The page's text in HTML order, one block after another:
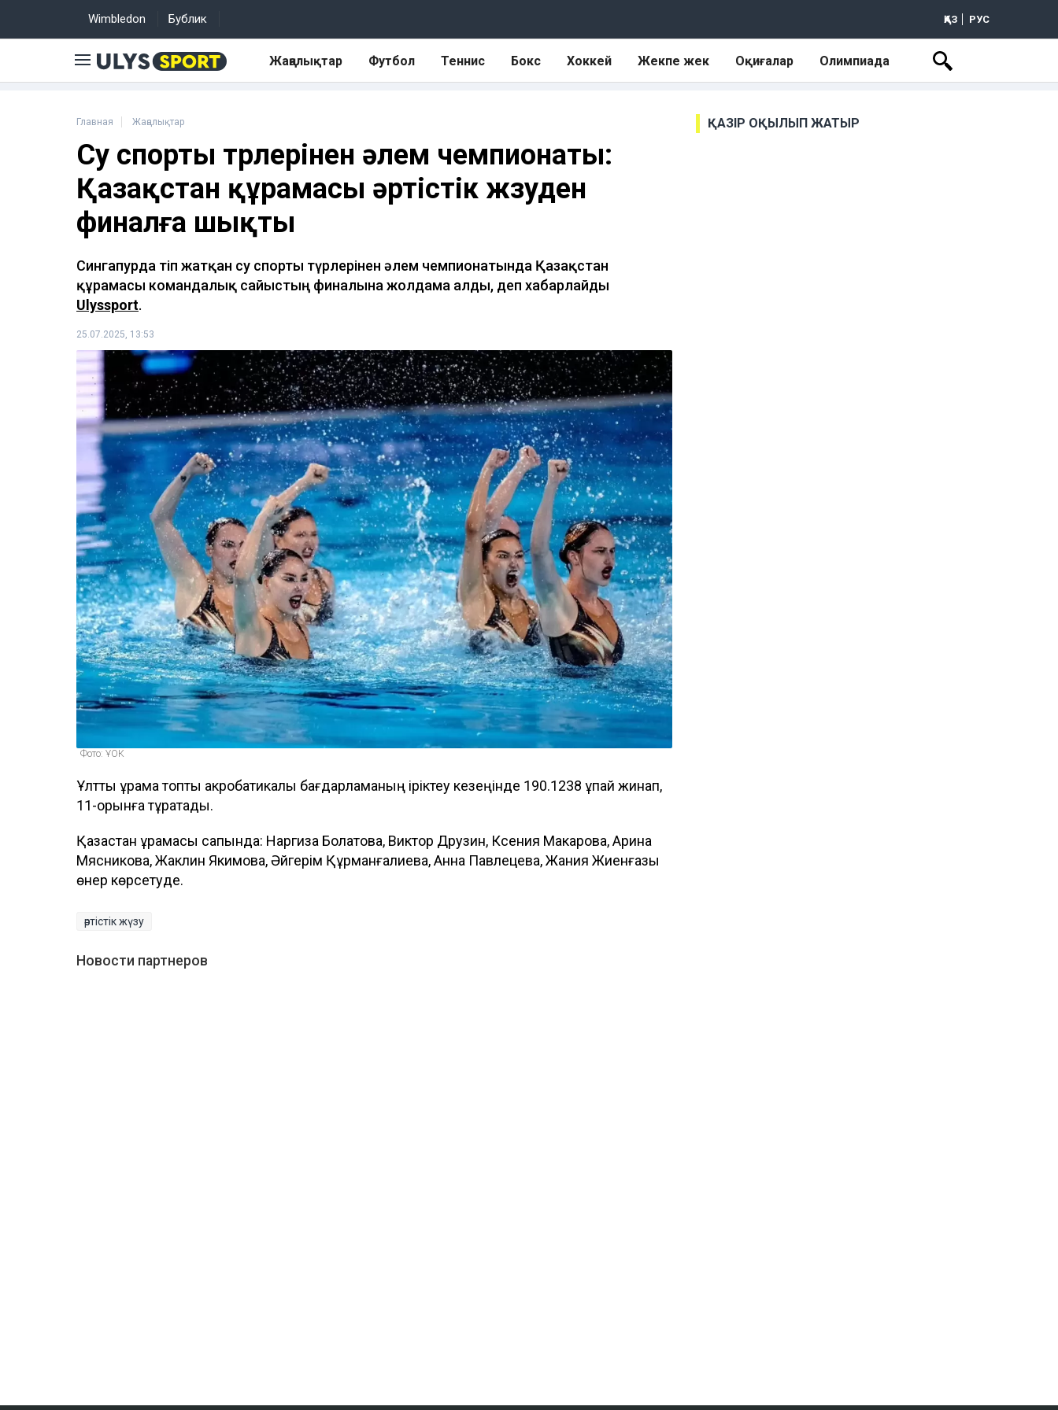
Wimbledon Бублик ҚАЗ РУС
Жаңалықтар Футбол Теннис Бокс Хоккей Жекпе жек Оқиғалар Олимпиада
Главная Жаңалықтар
Су спорты түрлерінен әлем чемпионаты:
Қазақстан құрамасы әртістік жүзуден
финалға шықты
Сингапурда өтіп жатқан су спорты түрлерінен әлем чемпионатында Қазақстан
құрамасы командалық сайыстың финалына жолдама алды, деп хабарлайды
Ulyssport.
25.07.2025, 13:53
Фото: ҰОК
Ұлттық құрама топтық акробатикалық бағдарламаның іріктеу кезеңінде 190.1238 ұпай жинап,
11-орынға тұрақтады.
Қазақстан құрамасы сапында: Наргиза Болатова, Виктор Друзин, Ксения Макарова, Арина
Мясникова, Жаклин Якимова, Әйгерім Құрманғалиева, Анна Павлецева, Жания Жиенғазы
өнер көрсетуде.
әртістік жүзу
Новости партнеров
ҚАЗІР ОҚЫЛЫП ЖАТЫР